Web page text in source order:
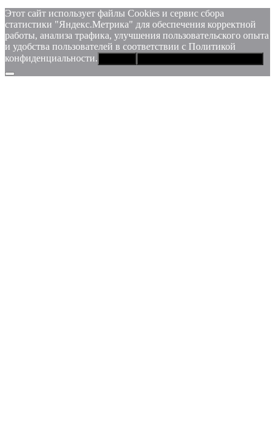
Этот сайт использует файлы Сookies и сервис сбора
статистики "Яндекс.Метрика" для обеспечения корректной
работы, анализа трафика, улучшения пользовательского опыта
и удобства пользователей в соответствии с Политикой
конфиденциальности.